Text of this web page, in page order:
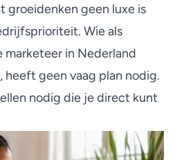
groeidenken geen luxe is
Wie als
in Nederland
geen vaag plan nodig.
nodig die je direct kunt